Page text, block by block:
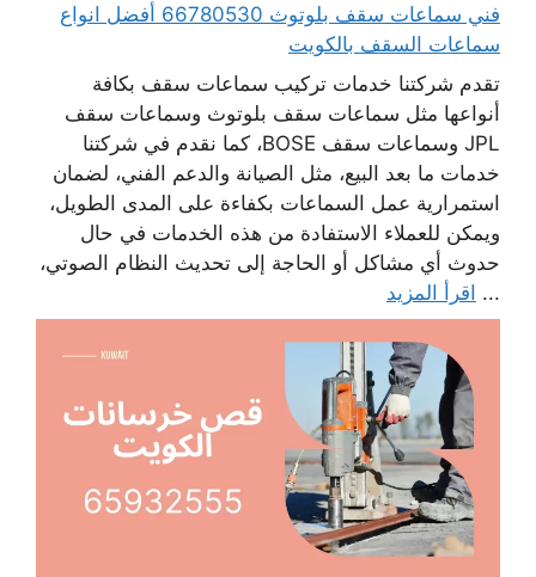
فني سماعات سقف بلوتوث 66780530 أفضل انواع
سماعات السقف بالكويت
تقدم شركتنا خدمات تركيب سماعات سقف بكافة
أنواعها مثل سماعات سقف بلوتوث وسماعات سقف
JPL وسماعات سقف BOSE، كما نقدم في شركتنا
خدمات ما بعد البيع، مثل الصيانة والدعم الفني، لضمان
استمرارية عمل السماعات بكفاءة على المدى الطويل،
ويمكن للعملاء الاستفادة من هذه الخدمات في حال
حدوث أي مشاكل أو الحاجة إلى تحديث النظام الصوتي،
... اقرأ المزيد